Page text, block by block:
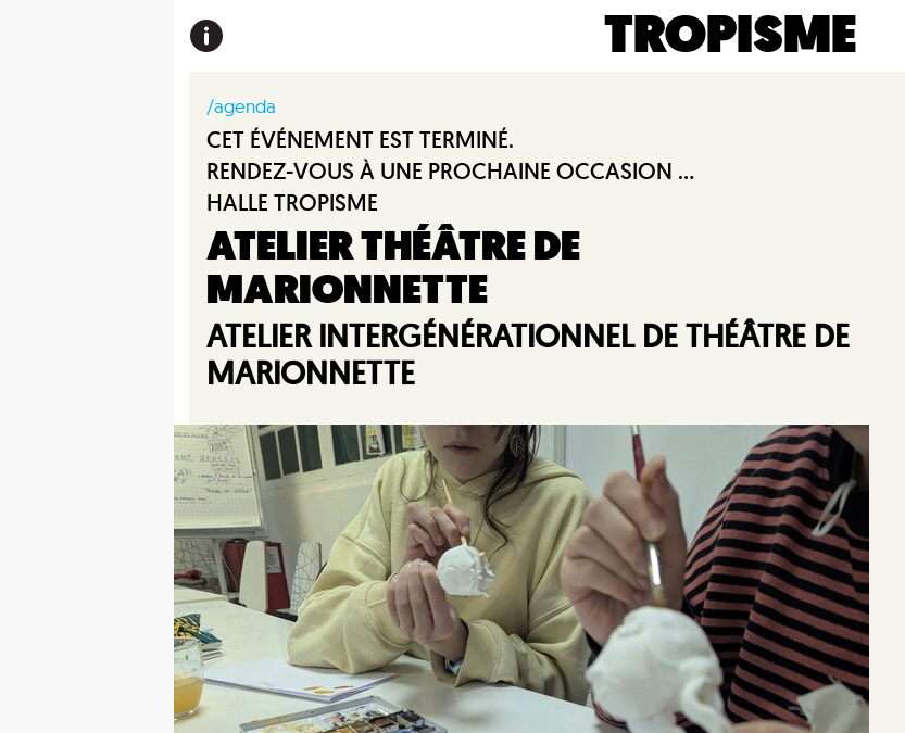
TROPISME
/agenda
CET ÉVÉNEMENT EST TERMINÉ.
RENDEZ-VOUS À UNE PROCHAINE OCCASION ...
HALLE TROPISME
ATELIER THÉÂTRE DE
MARIONNETTE
ATELIER INTERGÉNÉRATIONNEL DE THÉÂTRE DE
MARIONNETTE